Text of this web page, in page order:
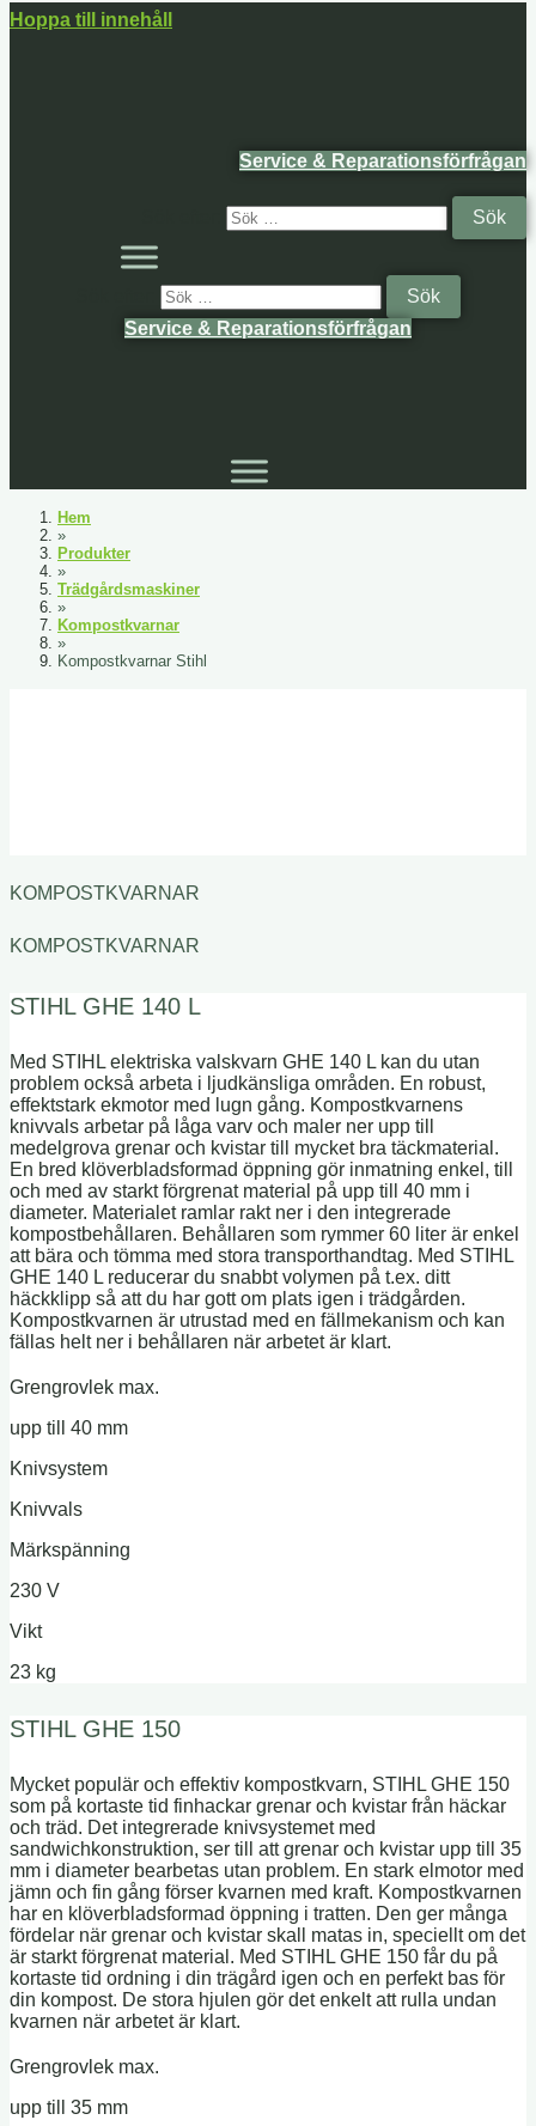
Hoppa till innehåll
Service & Reparationsförfrågan
Service & Reparationsförfrågan
Hem
»
Produkter
»
Trädgårdsmaskiner
»
Kompostkvarnar
»
Kompostkvarnar Stihl
KOMPOSTKVARNAR
KOMPOSTKVARNAR
STIHL GHE 140 L
Med STIHL elektriska valskvarn GHE 140 L kan du utan
problem också arbeta i ljudkänsliga områden. En robust,
effektstark ekmotor med lugn gång. Kompostkvarnens
knivvals arbetar på låga varv och maler ner upp till
medelgrova grenar och kvistar till mycket bra täckmaterial.
En bred klöverbladsformad öppning gör inmatning enkel, till
och med av starkt förgrenat material på upp till 40 mm i
diameter. Materialet ramlar rakt ner i den integrerade
kompostbehållaren. Behållaren som rymmer 60 liter är enkel
att bära och tömma med stora transporthandtag. Med STIHL
GHE 140 L reducerar du snabbt volymen på t.ex. ditt
häckklipp så att du har gott om plats igen i trädgården.
Kompostkvarnen är utrustad med en fällmekanism och kan
fällas helt ner i behållaren när arbetet är klart.
Grengrovlek max.
upp till 40 mm
Knivsystem
Knivvals
Märkspänning
230 V
Vikt
23 kg
STIHL GHE 150
Mycket populär och effektiv kompostkvarn, STIHL GHE 150
som på kortaste tid finhackar grenar och kvistar från häckar
och träd. Det integrerade knivsystemet med
sandwichkonstruktion, ser till att grenar och kvistar upp till 35
mm i diameter bearbetas utan problem. En stark elmotor med
jämn och fin gång förser kvarnen med kraft. Kompostkvarnen
har en klöverbladsformad öppning i tratten. Den ger många
fördelar när grenar och kvistar skall matas in, speciellt om det
är starkt förgrenat material. Med STIHL GHE 150 får du på
kortaste tid ordning i din trägård igen och en perfekt bas för
din kompost. De stora hjulen gör det enkelt att rulla undan
kvarnen när arbetet är klart.
Grengrovlek max.
upp till 35 mm